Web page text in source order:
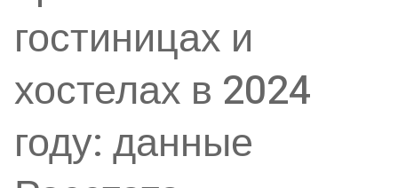
гостиницах и
хостелах в 2024
году: данные